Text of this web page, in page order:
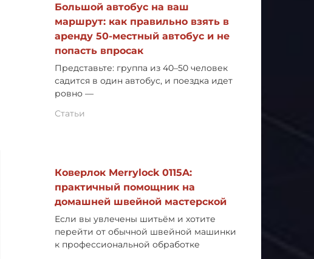
Большой автобус на ваш
маршрут: как правильно взять в
аренду 50-местный автобус и не
попасть впросак
Представьте: группа из 40–50 человек
садится в один автобус, и поездка идет
ровно —
Статьи
Коверлок Merrylock 0115A:
практичный помощник на
домашней швейной мастерской
Если вы увлечены шитьём и хотите
перейти от обычной швейной машинки
к профессиональной обработке